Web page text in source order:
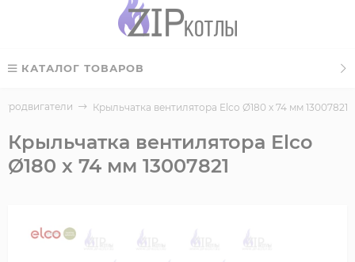
КАТАЛОГ ТОВАРОВ
Крыльчатка вентилятора Elco Ø180 x 74 мм 13007821
Крыльчатка вентилятора Elco
Ø180 x 74 мм 13007821